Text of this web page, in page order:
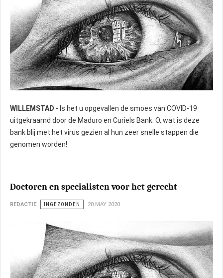
WILLEMSTAD - Is het u opgevallen de smoes van COVID-19
uitgekraamd door de Maduro en Curiels Bank. O, wat is deze
bank blij met het virus gezien al hun zeer snelle stappen die
genomen worden!
Doctoren en specialisten voor het gerecht
REDACTIE INGEZONDEN 20 MAY 2020